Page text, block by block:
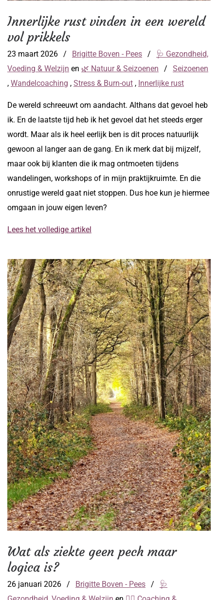
Innerlijke rust vinden in een wereld
vol prikkels
23 maart 2026 / Brigitte Boven - Pees /
🩺 Gezondheid,
Voeding & Welzijn en 🌿 Natuur & Seizoenen /
Seizoenen
, Wandelcoaching , Stress & Burn-out , Innerlijke rust
De wereld schreeuwt om aandacht. Althans dat gevoel heb
ik. En de laatste tijd heb ik het gevoel dat het steeds erger
wordt. Maar als ik heel eerlijk ben is dit proces natuurlijk
gewoon al langer aan de gang. En ik merk dat bij mijzelf,
maar ook bij klanten die ik mag ontmoeten tijdens
wandelingen, workshops of in mijn praktijkruimte. En die
onrustige wereld gaat niet stoppen. Dus hoe kun je hiermee
omgaan in jouw eigen leven?
Lees het volledige artikel
Wat als ziekte geen pech maar
logica is?
26 januari 2026 / Brigitte Boven - Pees /
🩺